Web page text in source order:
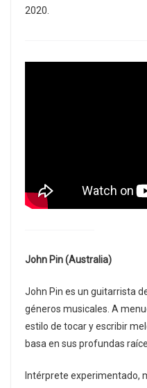
2020.
John Pin (Australia)
John Pin es un guitarrista
géneros musicales. A
estilo de tocar y escribir
basa en sus profundas
Intérprete experimentado,